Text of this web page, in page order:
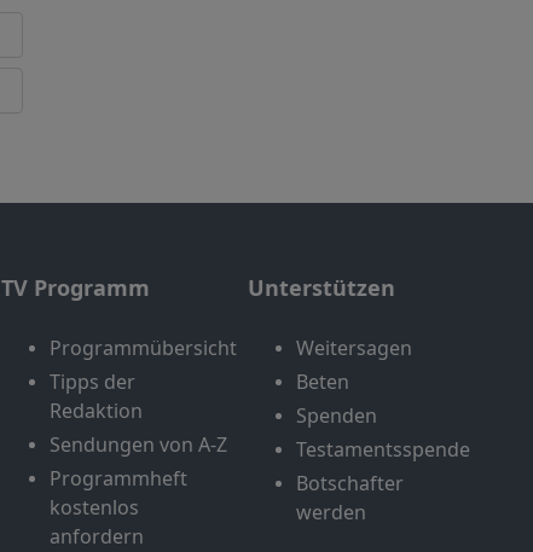
TV Programm
Programmübersicht
Tipps der
Redaktion
Sendungen von A-Z
Programmheft
kostenlos
anfordern
Unterstützen
Weitersagen
Beten
Spenden
Testamentsspende
Botschafter
werden